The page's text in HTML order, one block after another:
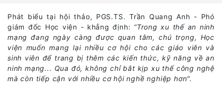
Phát biểu tại hội thảo, PGS.TS. Trần Quang Anh - Phó
giám đốc Học viện - khẳng định: “Trong xu thế an ninh
mạng đang ngày càng được quan tâm, chú trọng, Học
viện muốn mang lại nhiều cơ hội cho các giáo viên và
sinh viên để trang bị thêm các kiến thức, kỹ năng về an
ninh mạng... Qua đó, không chỉ bắt kịp xu thế công nghệ
mà còn tiếp cận với nhiều cơ hội nghề nghiệp hơn".